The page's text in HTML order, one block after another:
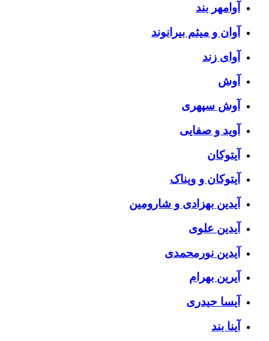
آوامهر بند
آوان و میثم بیرانوند
آوای زند
آوش
آوش سپهری
آوید و صفایی
آیتوکان
آیتوکان و ویناک
آیدین بهزادی و شارومین
آیدین علوی
آیدین نورمحمدی
آیرین بهرام
آیسا حیدری
آینا بند